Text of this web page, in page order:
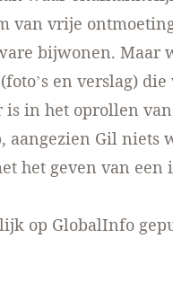
van vrije
bijwonen. Maar
(foto’s en verslag) die
in het oprollen
aangezien Gil niets
het geven van
op GlobalInfo